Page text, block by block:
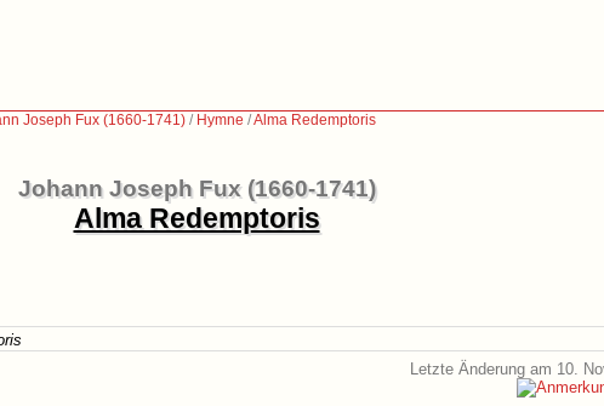
Joseph Fux (1660-1741) / Hymne /Alma Redemptoris
Johann Joseph Fux (1660-1741)
Alma Redemptoris
Letzte Änderung am 10.